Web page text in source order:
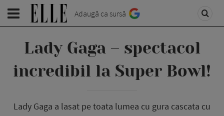
Adaugă ca sursă
Lady Gaga – spectacol
incredibil la Super Bowl!
Lady Gaga a lasat pe toata lumea cu gura cascata cu